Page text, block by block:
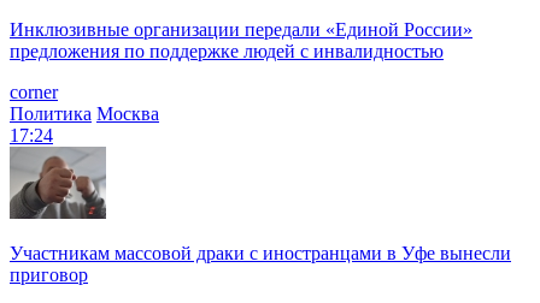
Инклюзивные организации передали «Единой России»
предложения по поддержке людей с инвалидностью
corner
Политика Москва
17:24
Участникам массовой драки с иностранцами в Уфе вынесли
приговор